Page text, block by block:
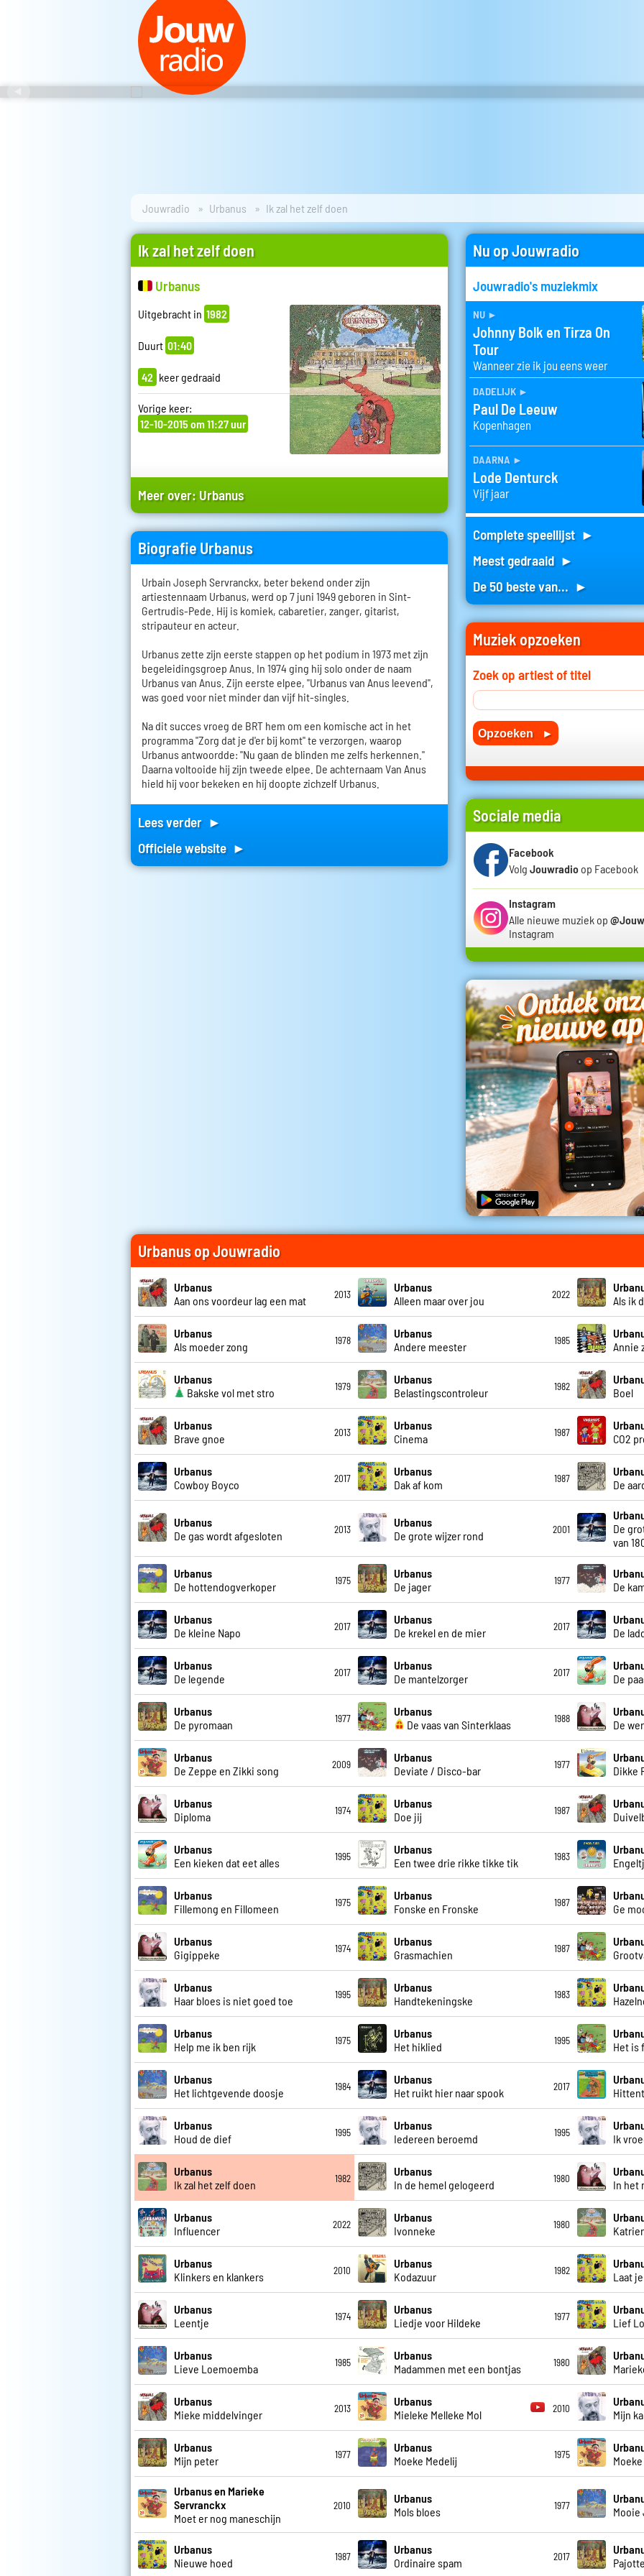
Jouwradio Urbanus Ik zal het zelf doen
Ik zal het zelf doen
Urbanus
Uitgebracht in 1982
Duurt 01:40
42 keer gedraaid
Vorige keer:
12-10-2015 om 11:27 uur
Meer over: Urbanus
Biografie Urbanus
Urbain Joseph Servranckx, beter bekend onder zijn
artiestennaam Urbanus, werd op 7 juni 1949 geboren in Sint-
Gertrudis-Pede. Hij is komiek, cabaretier, zanger, gitarist,
stripauteur en acteur.
Urbanus zette zijn eerste stappen op het podium in 1973 met zijn
begeleidingsgroep Anus. In 1974 ging hij solo onder de naam
Urbanus van Anus. Zijn eerste elpee, "Urbanus van Anus leevend",
was goed voor niet minder dan vijf hit-singles.
Na dit succes vroeg de BRT hem om een komische act in het
programma "Zorg dat je d'er bij komt" te verzorgen, waarop
Urbanus antwoordde: "Nu gaan de blinden me zelfs herkennen."
Daarna voltooide hij zijn tweede elpee. De achternaam Van Anus
hield hij voor bekeken en hij doopte zichzelf Urbanus.
Lees verder ►
Officiele website ►
Nu op Jouwradio
Jouwradio's muziekmix
nu ►
Johnny Bolk en Tirza On
Tour
Wanneer zie ik jou eens weer
dadelijk ►
Paul De Leeuw
Kopenhagen
daarna ►
Lode Denturck
Vijf jaar
Complete speellijst ►
Meest gedraaid ►
De 50 beste van... ►
Muziek opzoeken
Zoek op artiest of titel
Sociale media
Facebook
Volg Jouwradio op Facebook
Instagram
Alle nieuwe muziek op
Instagram
Urbanus op Jouwradio
Urbanus
Aan ons voordeur lag een mat
2013
Urbanus
Alleen maar over jou
2022
Als ik
Urbanus
Als moeder zong
1978
Urbanus
Andere meester
1985
Annie
Urbanus
Bakske vol met stro
1979
Urbanus
Belastingscontroleur
1982
Boel
Urbanus
Brave gnoe
2013
Urbanus
Cinema
1987
CO2
Urbanus
Cowboy Boyco
2017
Urbanus
Dak af kom
1987
De
Urbanus
De gas wordt afgesloten
2013
Urbanus
De grote wijzer rond
2001
De
van
Urbanus
De hottendogverkoper
1975
Urbanus
De jager
1977
De
Urbanus
De kleine Napo
2017
Urbanus
De krekel en de mier
2017
De
Urbanus
De legende
2017
Urbanus
De mantelzorger
2017
De
Urbanus
De pyromaan
1977
Urbanus
De vaas van Sinterklaas
1988
De
Urbanus
De Zeppe en Zikki song
2009
Urbanus
Deviate / Disco-bar
1977
Dikke
Urbanus
Diploma
1974
Urbanus
Doe jij
1987
Urbanus
Een kieken dat eet alles
1995
Urbanus
Een twee drie rikke tikke tik
1983
Urbanus
Fillemong en Fillomeen
1975
Urbanus
Fonske en Fronske
1987
Ge
Urbanus
Gigippeke
1974
Urbanus
Grasmachien
1987
Urbanus
Haar bloes is niet goed toe
1995
Urbanus
Handtekeningske
1983
Urbanus
Help me ik ben rijk
1975
Urbanus
Het hiklied
1995
Het is
Urbanus
Het lichtgevende doosje
1984
Urbanus
Het ruikt hier naar spook
2017
Urbanus
Houd de dief
1995
Urbanus
Iedereen beroemd
1995
Ik
Urbanus
Ik zal het zelf doen
1982
Urbanus
In de hemel gelogeerd
1980
In het
Urbanus
Influencer
2022
Urbanus
Ivonneke
1980
Urbanus
Klinkers en klankers
2010
Urbanus
Kodazuur
1982
Laat
Urbanus
Leentje
1974
Urbanus
Liedje voor Hildeke
1977
Lief
Urbanus
Lieve Loemoemba
1985
Urbanus
Madammen met een bontjas
1980
Urbanus
Mieke middelvinger
2013
Urbanus
Mieleke Melleke Mol
2010
Mijn
Urbanus
Mijn peter
1977
Urbanus
Moeke Medelij
1975
Urbanus en Marieke
Servranckx
Moet er nog maneschijn
2010
Urbanus
Mols bloes
1977
Mooie
Urbanus
Nieuwe hoed
1987
Urbanus
Ordinaire spam
2017